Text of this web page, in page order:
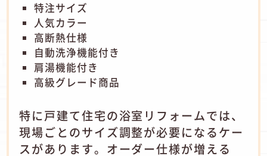
特注サイズ
人気カラー
高断熱仕様
自動洗浄機能付き
肩湯機能付き
高級グレード商品
特に戸建て住宅の浴室リフォームでは、
現場ごとのサイズ調整が必要になるケー
スがあります。オーダー仕様が増える